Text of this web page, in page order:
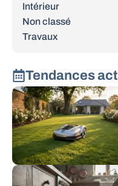
Intérieur
Non classé
Travaux
Tendances